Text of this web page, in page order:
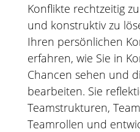
Konflikte rechtzeitig
und konstruktiv zu
Ihren persönlichen
erfahren, wie Sie in
Chancen sehen und
bearbeiten. Sie
Teamstrukturen,
Teamrollen und